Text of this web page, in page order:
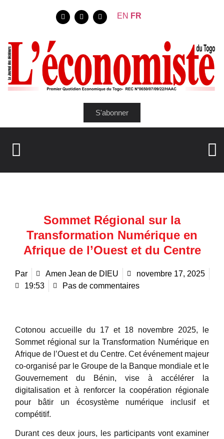
EN FR
S'abonner
Sommet Régional sur la
Transformation Numérique en
Afrique de l’Ouest et du Centre
Par Amen Jean de DIEU
novembre 17, 2025
19:53
Pas de commentaires
Cotonou accueille du 17 et 18 novembre 2025, le
Sommet régional sur la Transformation Numérique en
Afrique de l’Ouest et du Centre. Cet événement majeur
co-organisé par le Groupe de la Banque mondiale et le
Gouvernement du Bénin, vise à accélérer la
digitalisation et à renforcer la coopération régionale
pour bâtir un écosystème numérique inclusif et
compétitif.
Durant ces deux jours, les participants vont examiner